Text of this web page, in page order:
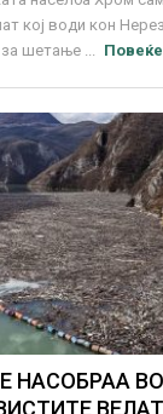
кој води кон
шетање ...
Повеќе
НАСОБРАА